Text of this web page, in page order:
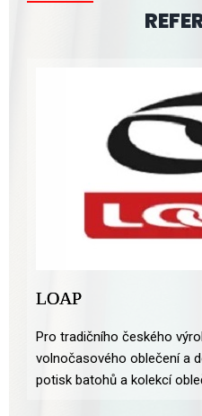
LOAP
Pro tradičního českého
volnočasového oblečení a
potisk batohů a kolekcí